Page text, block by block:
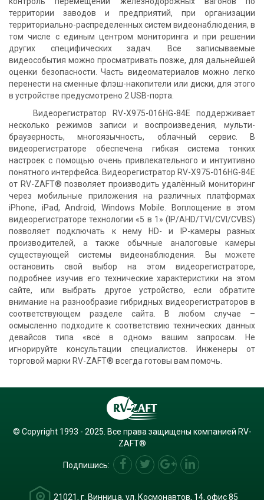
территории заводов и предприятий, при организации
территориально-распределенных систем видеонаблюдения, в
том числе с единым центром мониторинга и при решении
других специфических задач. Все записываемые
видеособытия можно просматривать позже, для дальнейшей
оценки безопасности. Часть видеоматериалов можно легко
перенести на сменные флэш-накопители или диски, для этого
в устройстве предусмотрено 2 USB-порта.
Видеорегистратор RV-X975-016HG-84E поддерживает
несколько режимов записи и воспроизведения, мульти-
браузерность, многоязычность, облачный сервис. В
видеорегистраторе обеспечена гибкая система тонких
настроек с помощью очень привлекательного и интуитивно
понятного интерфейса. Видеорегистратор RV-X975-016HG-84E
от RV-ZAFT® позволяет производить удалённый мониторинг
через мобильные приложения на различных платформах
iPhone, iPad, Android, Windows Mobile. Воплощение в этом
видеорегистраторе технологии «5 в 1» (IP/AHD/TVI/CVI/CVBS)
позволяет подключать к нему HD- и IP-камеры разных
производителей, а также обычные аналоговые камеры
существующей системы видеонаблюдения. Вы можете
остановить свой выбор на этом видеорегистраторе,
подробнее изучив его технические характеристики на этом
сайте, или выбрать другое устройство, если обратите
внимание на разнообразие гибридных видеорегистраторов в
соответствующем разделе сайта. В любом случае –
осмысленно подходите к соответствию технических данных
девайсов типа «всё в одном» вашим запросам. Не
игнорируйте консультации специалистов. Инженеры от
торговой марки RV-ZAFT® всегда готовы вам помочь.
© Copyright 1993 - 2025. Все права защищены компанией RV-
ZAFT®
Подпишись:
21021, г. Винница, ул. Космонавтов, 14, офис 85